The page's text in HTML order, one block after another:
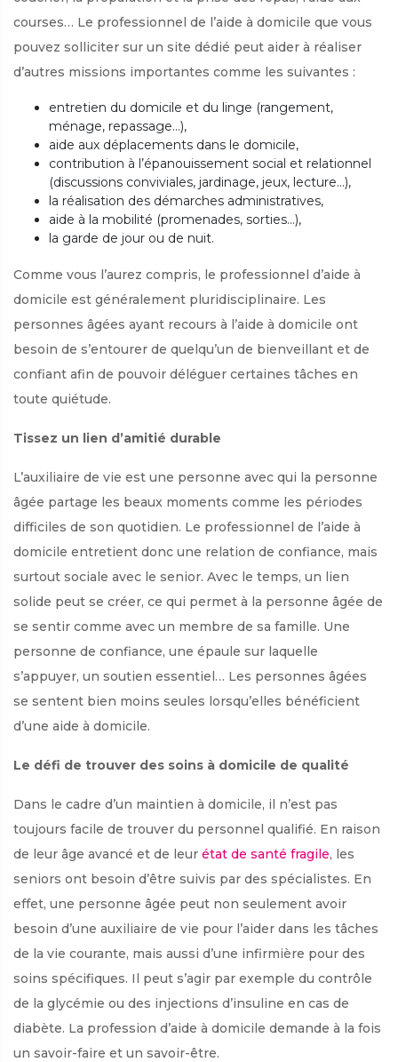
courses… Le professionnel de l’aide à domicile que vous
pouvez solliciter sur un site dédié peut aider à réaliser
d’autres missions importantes comme les suivantes :
entretien du domicile et du linge (rangement,
ménage, repassage…),
aide aux déplacements dans le domicile,
contribution à l’épanouissement social et relationnel
(discussions conviviales, jardinage, jeux, lecture…),
la réalisation des démarches administratives,
aide à la mobilité (promenades, sorties…),
la garde de jour ou de nuit.
Comme vous l’aurez compris, le professionnel d’aide à
domicile est généralement pluridisciplinaire. Les
personnes âgées ayant recours à l’aide à domicile ont
besoin de s’entourer de quelqu’un de bienveillant et de
confiant afin de pouvoir déléguer certaines tâches en
toute quiétude.
Tissez un lien d’amitié durable
L’auxiliaire de vie est une personne avec qui la personne
âgée partage les beaux moments comme les périodes
difficiles de son quotidien. Le professionnel de l’aide à
domicile entretient donc une relation de confiance, mais
surtout sociale avec le senior. Avec le temps, un lien
solide peut se créer, ce qui permet à la personne âgée de
se sentir comme avec un membre de sa famille. Une
personne de confiance, une épaule sur laquelle
s’appuyer, un soutien essentiel… Les personnes âgées
se sentent bien moins seules lorsqu’elles bénéficient
d’une aide à domicile.
Le défi de trouver des soins à domicile de qualité
Dans le cadre d’un maintien à domicile, il n’est pas
toujours facile de trouver du personnel qualifié. En raison
de leur âge avancé et de leur état de santé fragile, les
seniors ont besoin d’être suivis par des spécialistes. En
effet, une personne âgée peut non seulement avoir
besoin d’une auxiliaire de vie pour l’aider dans les tâches
de la vie courante, mais aussi d’une infirmière pour des
soins spécifiques. Il peut s’agir par exemple du contrôle
de la glycémie ou des injections d’insuline en cas de
diabète. La profession d’aide à domicile demande à la fois
un savoir-faire et un savoir-être.